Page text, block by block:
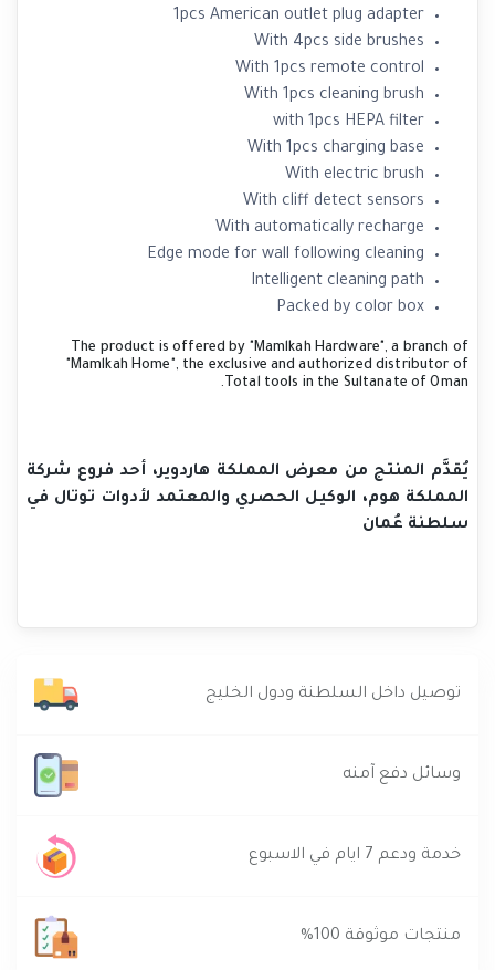
1pcs American outlet plug adapter
With 4pcs side brushes
With 1pcs remote control
With 1pcs cleaning brush
with 1pcs HEPA filter
With 1pcs charging base
With electric brush
With cliff detect sensors
With automatically recharge
Edge mode for wall following cleaning
Intelligent cleaning path
Packed by color box
The product is offered by "Mamlkah Hardware", a branch of
"Mamlkah Home", the exclusive and authorized distributor of
Total tools in the Sultanate of Oman.
يُقدَّم المنتج من معرض المملكة هاردوير، أحد فروع شركة
المملكة هوم، الوكيل الحصري والمعتمد لأدوات توتال في
سلطنة عُمان
توصيل داخل السلطنة ودول الخليج
وسائل دفع آمنه
خدمة ودعم 7 ايام في الاسبوع
منتجات موثوقة 100%